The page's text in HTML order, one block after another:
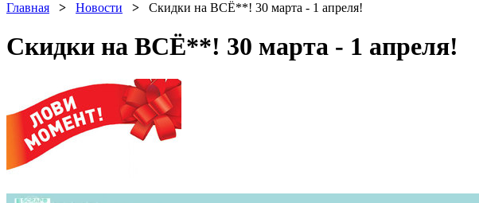
Главная > Новости > Cкидки на ВСЁ**! 30 марта - 1 апреля!
Cкидки на ВСЁ**! 30 марта - 1 апреля!